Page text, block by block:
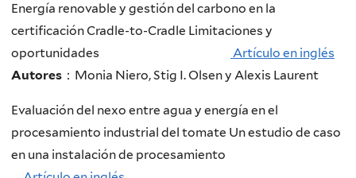
Energía renovable y gestión del carbono en la
certificación Cradle-to-Cradle Limitaciones y
oportunidades
Artículo en inglés
Autores ：Monia Niero, Stig I. Olsen y Alexis Laurent
Evaluación del nexo entre agua y energía en el
procesamiento industrial del tomate Un estudio de caso
en una instalación de procesamiento